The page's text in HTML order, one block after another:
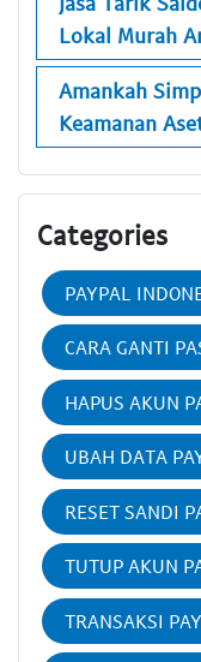
Lokal Murah
Amankah
Keamanan
Categories
PAYPAL
CARA GANTI
HAPUS AKUN
UBAH DATA
RESET SANDI
TUTUP AKUN
TRANSAKSI